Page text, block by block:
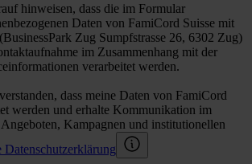
hinweisen, dass die im Formular
Daten von FamiCord Suisse mit
Zug Sumpfstrasse 26, 6302 Zug)
im Zusammenhang mit der
verarbeitet werden.
dass meine Daten von FamiCord
werden und erhalte Kommunikation im
Kampagnen und institutionellen
Datenschutzerklärung